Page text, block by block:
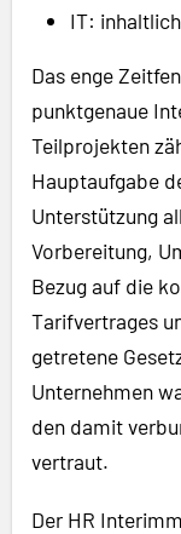
IT:
Das enge
punktgenaue
Teilprojekten
Hauptaufgabe
Unterstützung
Vorbereitung,
Bezug auf die
Tarifvertrages
getretene
Unternehmen
den damit
vertraut.
Der HR